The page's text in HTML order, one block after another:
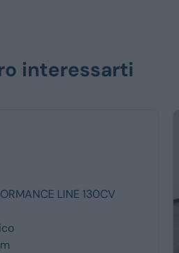
interessarti
LINE 130CV